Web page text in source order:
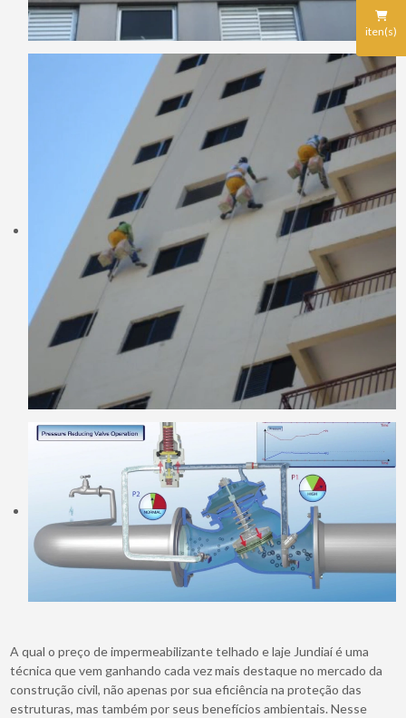
iten(s)
A qual o preço de impermeabilizante telhado e laje Jundiaí é uma
técnica que vem ganhando cada vez mais destaque no mercado da
construção civil, não apenas por sua eficiência na proteção das
estruturas, mas também por seus benefícios ambientais. Nesse